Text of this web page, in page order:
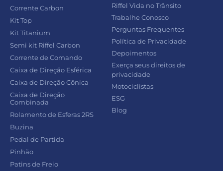
Corrente Carbon
Kit Top
Kit Titanium
Semi kit Riffel Carbon
Corrente de Comando
Caixa de Direção Esférica
Caixa de Direção Cônica
Caixa de Direção
Combinada
Rolamento de Esferas 2RS
Buzina
Pedal de Partida
Pinhão
Patins de Freio
Riffel Vida no Trânsito
Trabalhe Conosco
Perguntas Frequentes
Política de Privacidade
Depoimentos
Exerça seus direitos de
privacidade
Motociclistas
ESG
Blog